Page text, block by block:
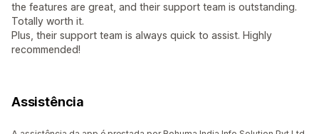
the features are great, and their support team is outstanding.
Totally worth it.
Plus, their support team is always quick to assist. Highly
recommended!
Assistência